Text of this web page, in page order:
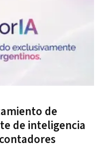
de
de inteligencia